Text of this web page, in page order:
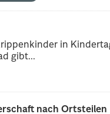
in
gibt...
nach Ortsteilen